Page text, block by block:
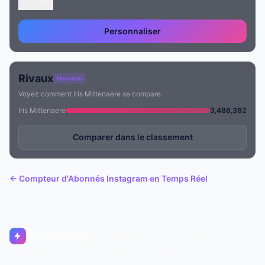
Personnaliser
Rivaux Nouveau
Voyez comment Iris Mittenaere se compare.
Iris Mittenaere
3,486,382
Comparer dans le classement
← Compteur d'Abonnés Instagram en Temps Réel